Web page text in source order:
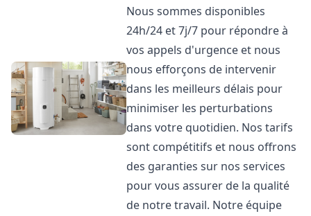
Nous sommes disponibles
24h/24 et 7j/7 pour répondre à
vos appels d'urgence et nous
nous efforçons de intervenir
dans les meilleurs délais pour
minimiser les perturbations
dans votre quotidien. Nos tarifs
sont compétitifs et nous offrons
des garanties sur nos services
pour vous assurer de la qualité
de notre travail. Notre équipe